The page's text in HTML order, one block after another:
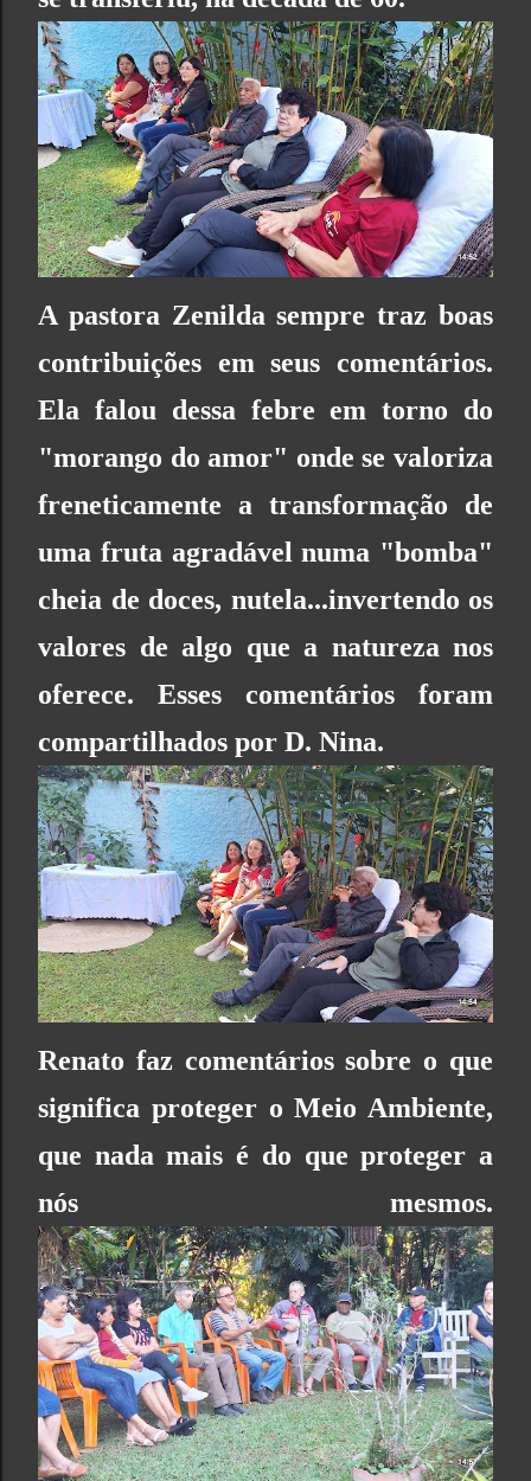
A pastora Zenilda sempre traz boas
contribuições em seus comentários.
Ela falou dessa febre em torno do
"morango do amor" onde se valoriza
freneticamente a transformação de
uma fruta agradável numa "bomba"
cheia de doces, nutela...invertendo os
valores de algo que a natureza nos
oferece. Esses comentários foram
compartilhados por D. Nina.
Renato faz comentários sobre o que
significa proteger o Meio Ambiente,
que nada mais é do que proteger a
nós mesmos.